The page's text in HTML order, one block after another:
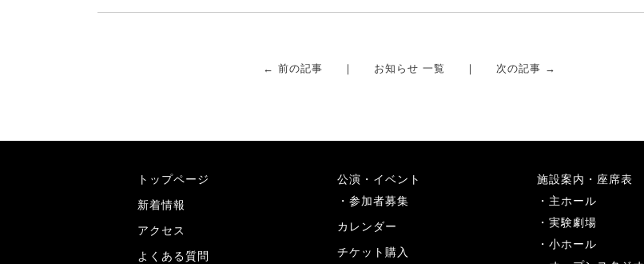
← 前の記事 お知らせ 一覧 次の記事 →
トップページ
新着情報
アクセス
よくある質問
公演・イベント
参加者募集
カレンダー
チケット購入
施設案内・座席表
主ホール
実験劇場
小ホール